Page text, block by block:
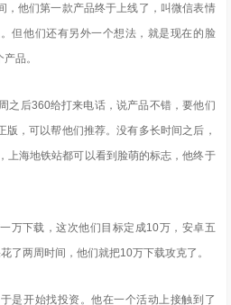
，他们第一款产品终于上线了，叫微信表情
但他们还有另外一个想法，就是现在的脸
品。
之后360给打来电话，说产品不错，要他们
，可以帮他们推荐。没有多长时间之后，
上海地铁站都可以看到脸萌的标志，他终于
万下载，这次他们目标定成10万，安卓五
了两周时间，他们就把10万下载攻克了。
是开始找投资。他在一个活动上接触到了